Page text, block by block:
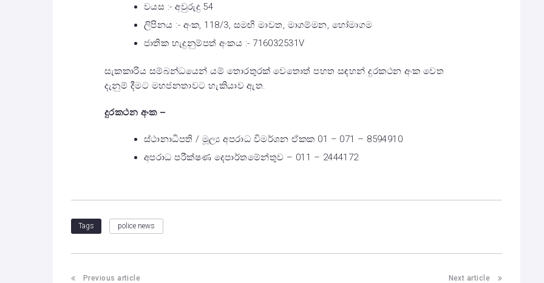
වයස :- අවුරුදු 54
ලිපිනය :- අංක, 118/3, සමඟි මාවත, මාගම්මන, හෝමාගම
ජාතික හැදුනුම්පත් අංකය :- 716032531V
සැකකාරිය සම්බන්ධයෙන් යම් තොරතුරක් වෙතොත් පහත සඳහන් දුරකථන අංක වෙත
දැනුම් දීමට මහජනතාවට හැකියාව ඇත.
දුරකථන අංක –
ස්ථානාධිපති / මූල්‍ය අපරාධ විමර්ශන ඒකක 01 – 071 – 8594910
අපරාධ පරීක්ෂණ දෙපාර්තමේන්තුව – 011 – 2444172
Tags police news
Previous article Next article